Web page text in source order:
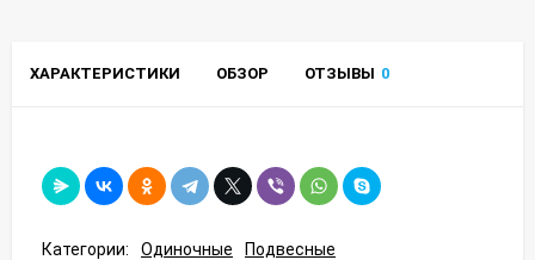
ХАРАКТЕРИСТИКИ ОБЗОР ОТЗЫВЫ 0
Категории: Одиночные Подвесные